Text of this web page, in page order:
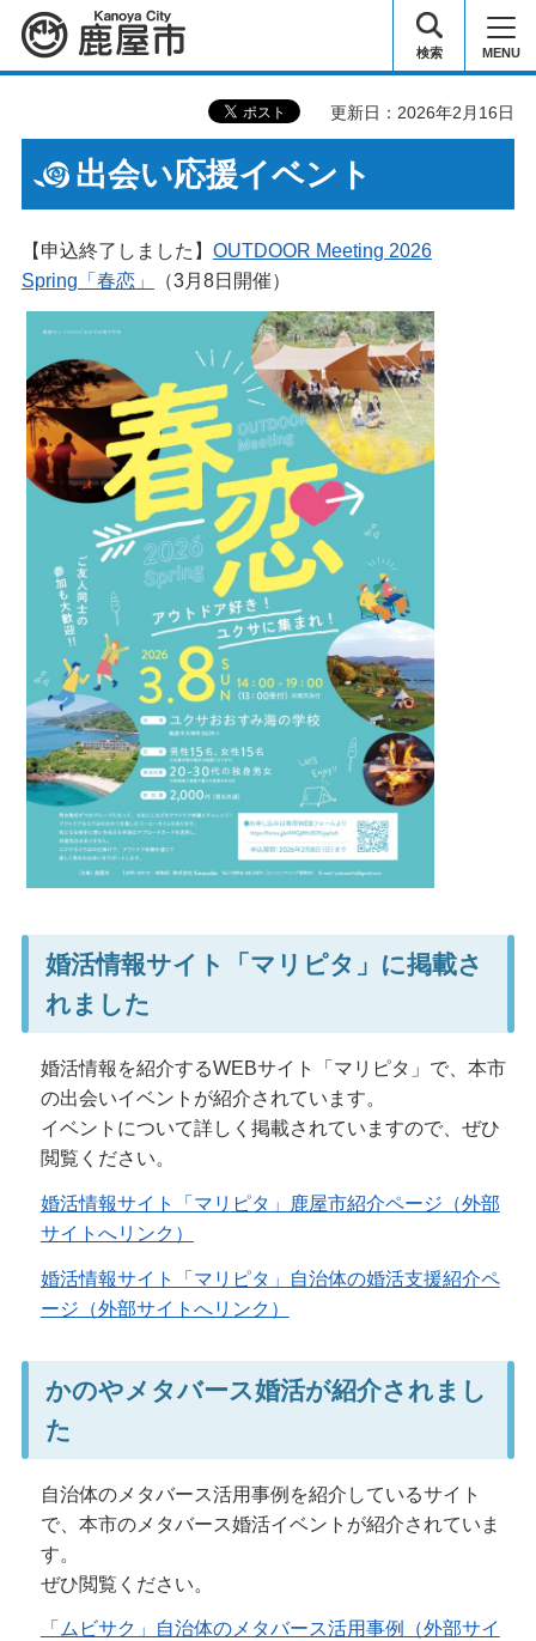
鹿屋市 検索 MENU
更新日：2026年2月16日
出会い応援イベント
【申込終了しました】 OUTDOOR Meeting 2026
Spring「春恋」
（3月8日開催）
婚活情報サイト「マリピタ」に掲載さ
れました
婚活情報を紹介するWEBサイト「マリピタ」で、本市
の出会いイベントが紹介されています。
イベントについて詳しく掲載されていますので、ぜひ
閲覧ください。
婚活情報サイト「マリピタ」鹿屋市紹介ページ（外部
サイトへリンク）
婚活情報サイト「マリピタ」自治体の婚活支援紹介ペ
ージ（外部サイトへリンク）
かのやメタバース婚活が紹介されまし
た
自治体のメタバース活用事例を紹介しているサイト
で、本市のメタバース婚活イベントが紹介されていま
す。
ぜひ閲覧ください。
「ムビサク」自治体のメタバース活用事例（外部サイ